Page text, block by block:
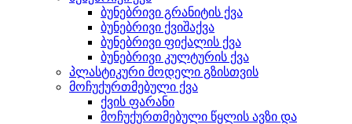
ბუნებრივი გრანიტის ქვა
ბუნებრივი ქვიშაქვა
ბუნებრივი ფიქალის ქვა
ბუნებრივი კულტურის ქვა
პლასტიკური მოდელი გზისთვის
მოჩუქურთმებული ქვა
ქვის ფარანი
მოჩუქურთმებული წყლის ავზი და